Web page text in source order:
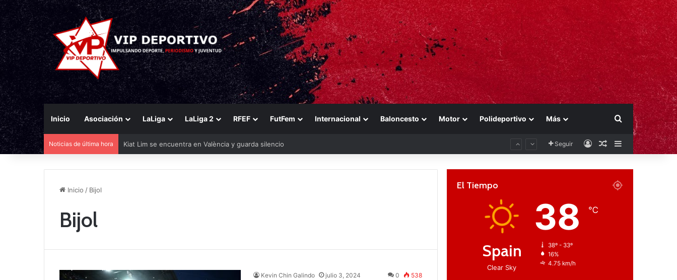
Inicio Asociación LaLiga LaLiga 2 RFEF FutFem Internacional Baloncesto Motor Polideportivo Más Buscar por
Noticias de última hora Kiat Lim se encuentra en València y guarda silencio Seguir AccesoPublicación al
Barra lateral
Inicio / Bijol
Bijol
Kevin Chin Galindo julio 3, 2024 0 538
El Tiempo
Spain
Clear Sky
38 ℃
38º - 33º
16%
4.75 km/h